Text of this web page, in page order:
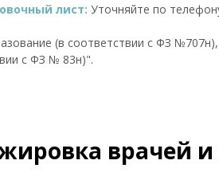
лист: Уточняйте по
(в соответствии с ФЗ №707н),
с ФЗ № 83н)".
врачей